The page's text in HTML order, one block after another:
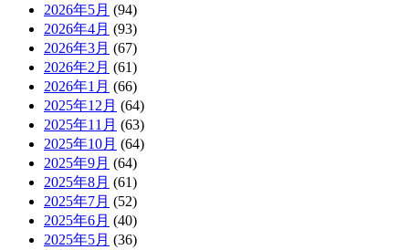
2026年5月 (94)
2026年4月 (93)
2026年3月 (67)
2026年2月 (61)
2026年1月 (66)
2025年12月 (64)
2025年11月 (63)
2025年10月 (64)
2025年9月 (64)
2025年8月 (61)
2025年7月 (52)
2025年6月 (40)
2025年5月 (36)